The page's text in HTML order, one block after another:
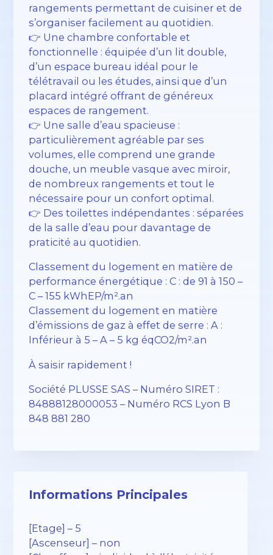
rangements permettant de cuisiner et de
s’organiser facilement au quotidien.
👉 Une chambre confortable et
fonctionnelle : équipée d’un lit double,
d’un espace bureau idéal pour le
télétravail ou les études, ainsi que d’un
placard intégré offrant de généreux
espaces de rangement.
👉 Une salle d’eau spacieuse :
particulièrement agréable par ses
volumes, elle comprend une grande
douche, un meuble vasque avec miroir,
de nombreux rangements et tout le
nécessaire pour un confort optimal.
👉 Des toilettes indépendantes : séparées
de la salle d’eau pour davantage de
praticité au quotidien.
Classement du logement en matière de
performance énergétique : C : de 91 à 150 –
C – 155 kWhEP/m².an
Classement du logement en matière
d’émissions de gaz à effet de serre : A :
Inférieur à 5 – A – 5 kg éqCO2/m².an
À saisir rapidement !
Société PLUSSE SAS – ​​Numéro SIRET :
84888128000053 – Numéro RCS Lyon B
848 881 280
Informations Principales
[Etage] – 5
[Ascenseur] – non